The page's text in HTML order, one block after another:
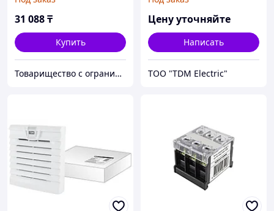
(325 мм)
31 088₸
Купить
Товарищество с ограниченной ответственностью "Nabludenie.kz"
Цену уточняйте
Написать
ТОО "TDM Electric"